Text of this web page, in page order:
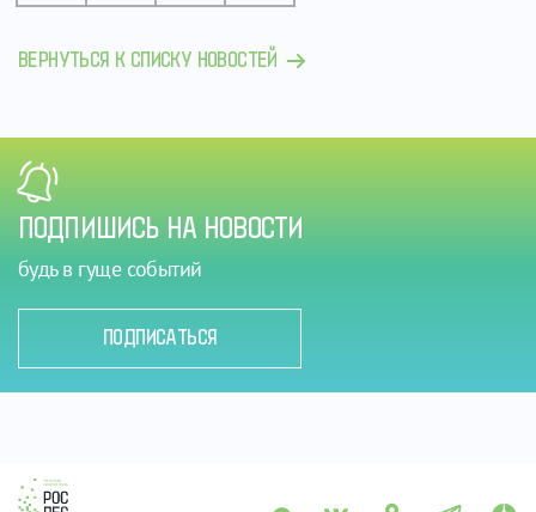
ВЕРНУТЬСЯ К СПИСКУ НОВОСТЕЙ
ПОДПИШИСЬ НА НОВОСТИ
будь в гуще событий
ПОДПИСАТЬСЯ